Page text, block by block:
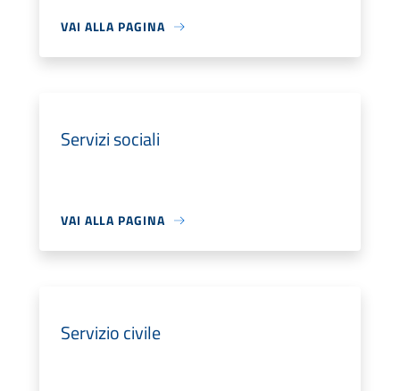
VAI ALLA PAGINA
Servizi sociali
VAI ALLA PAGINA
Servizio civile